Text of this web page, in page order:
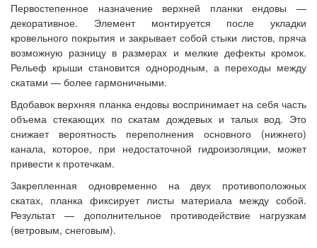
Первостепенное назначение верхней планки ендовы —
декоративное. Элемент монтируется после укладки
кровельного покрытия и закрывает собой стыки листов, пряча
возможную разницу в размерах и мелкие дефекты кромок.
Рельеф крыши становится однородным, а переходы между
скатами — более гармоничными.
Вдобавок верхняя планка ендовы воспринимает на себя часть
объема стекающих по скатам дождевых и талых вод. Это
снижает вероятность переполнения основного (нижнего)
канала, которое, при недостаточной гидроизоляции, может
привести к протечкам.
Закрепленная одновременно на двух противоположных
скатах, планка фиксирует листы материала между собой.
Результат — дополнительное противодействие нагрузкам
(ветровым, снеговым).